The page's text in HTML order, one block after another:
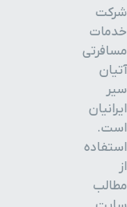
شرکت
خدمات
مسافرتی
آتیان
سیر
ایرانیان
است.
استفاده
از
مطالب